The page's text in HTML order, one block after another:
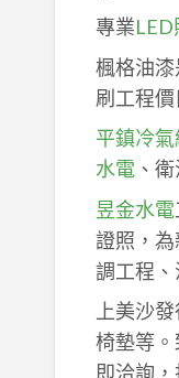
專業
楓格油漆
刷工程
平鎮冷
水電、衛
昱金水電
證照，
調工程
上美沙發
椅墊等
即洽詢